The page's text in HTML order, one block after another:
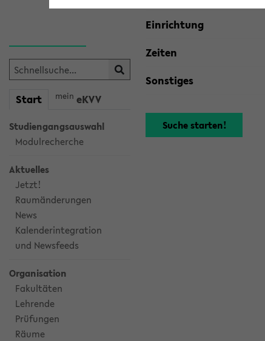
Start mein eKVV
Studiengangsauswahl
Modulrecherche
Aktuelles
Jetzt!
Raumänderungen
News
Kalenderintegration
und Newsfeeds
Organisation
Fakultäten
Lehrende
Prüfungen
Räume
Einrichtung
Zeiten
Sonstiges